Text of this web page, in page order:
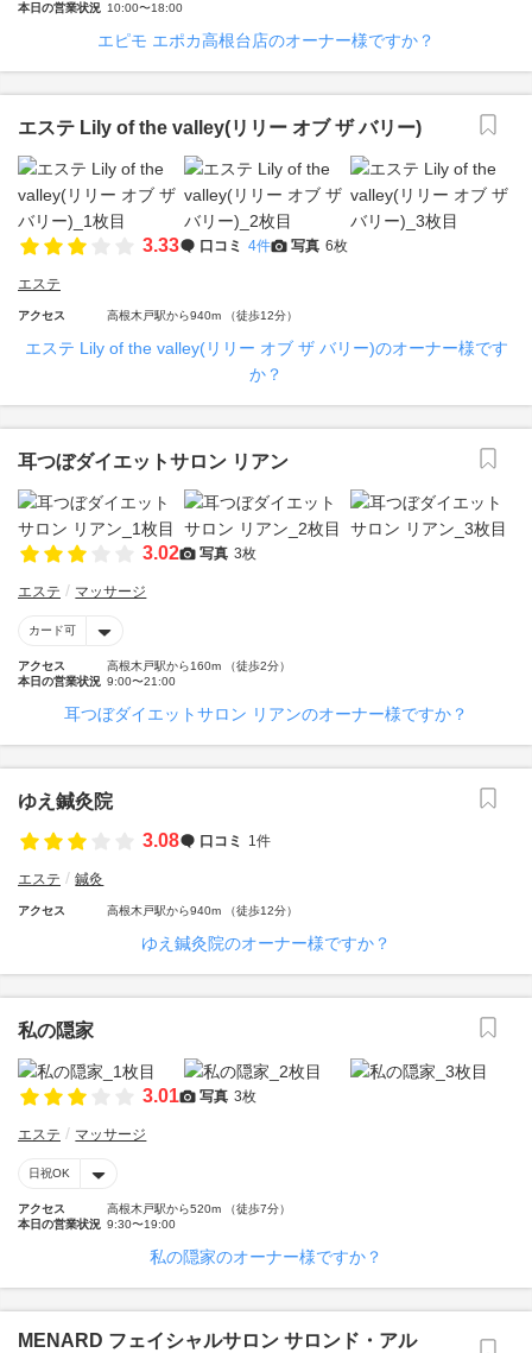
本日の営業状況 10:00〜18:00
エピモ エポカ高根台店のオーナー様ですか？
エステ Lily of the valley(リリー オブ ザ バリー)
3.33 口コミ 4件 写真 6枚
エステ
アクセス 高根木戸駅から940m （徒歩12分）
エステ Lily of the valley(リリー オブ ザ バリー)のオーナー様です
か？
耳つぼダイエットサロン リアン
3.02 写真 3枚
エステ マッサージ
カード可
アクセス
高根木戸駅から160m （徒歩2分）
本日の営業状況 9:00〜21:00
耳つぼダイエットサロン リアンのオーナー様ですか？
ゆえ鍼灸院
3.08
口コミ 1件
エステ 鍼灸
アクセス 高根木戸駅から940m （徒歩12分）
ゆえ鍼灸院のオーナー様ですか？
私の隠家
3.01 写真 3枚
エステ マッサージ
日祝OK
アクセス
高根木戸駅から520m （徒歩7分）
本日の営業状況 9:30〜19:00
私の隠家のオーナー様ですか？
MENARD フェイシャルサロン サロンド・アル